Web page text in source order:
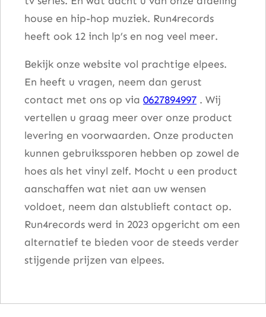
house en hip-hop muziek. Run4records
heeft ook 12 inch lp’s en nog veel meer.
Bekijk onze website vol prachtige elpees.
En heeft u vragen, neem dan gerust
contact met ons op via 0627894997 . Wij
vertellen u graag meer over onze product
levering en voorwaarden. Onze producten
kunnen gebruikssporen hebben op zowel de
hoes als het vinyl zelf. Mocht u een product
aanschaffen wat niet aan uw wensen
voldoet, neem dan alstublieft contact op.
Run4records werd in 2023 opgericht om een
alternatief te bieden voor de steeds verder
stijgende prijzen van elpees.